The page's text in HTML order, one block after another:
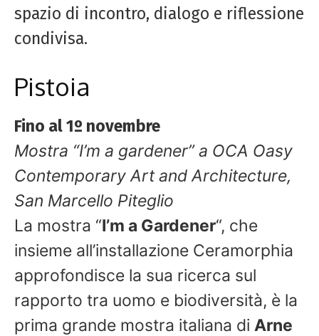
spazio di incontro, dialogo e riflessione
condivisa.
Pistoia
Fino al 1º novembre
Mostra “I’m a gardener” a OCA Oasy
Contemporary Art and Architecture,
San Marcello Piteglio
La mostra “I’m a Gardener“, che
insieme all’installazione Ceramorphia
approfondisce la sua ricerca sul
rapporto tra uomo e biodiversità, è la
prima grande mostra italiana di Arne